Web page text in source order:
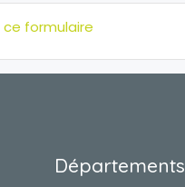
ce formulaire
Départements